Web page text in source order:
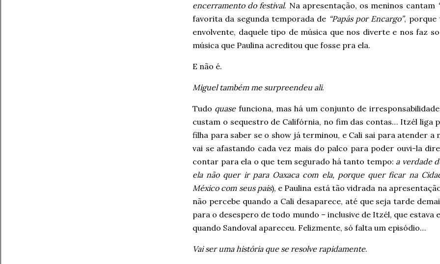
encerramento do festival. Na apresentação, os meninos cantam
favorita da segunda temporada de “Papás por Encargo”, porque
envolvente, daquele tipo de música que nos diverte e nos faz
música que Paulina acreditou que fosse pra ela.
E não é.
Miguel também me surpreendeu ali.
Tudo quasefunciona, mas há um conjunto de
custam o sequestro de Califórnia, no fim das contas… Itzél liga
filha para saber se o show já terminou, e Cali sai para atender a
vai se afastando cada vez mais do palco para poder ouvi-la
contar para ela o que tem segurado há tanto tempo: a verdade
ela não quer ir para Oaxaca com ela, porque quer ficar na
México com seus pais), e Paulina está tão vidrada na
não percebe quando a Cali desaparece, até que seja tarde
para o desespero de todo mundo – inclusive de Itzél, que estava
quando Sandoval apareceu. Felizmente, só falta um episódio…
Vai ser uma história que se resolve rapidamente.